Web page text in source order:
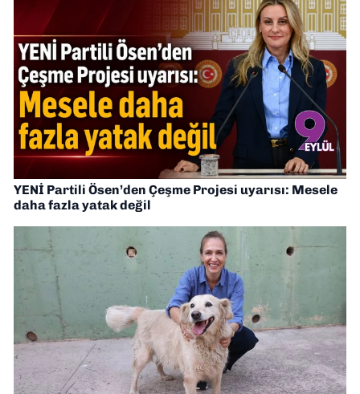
YENİ Partili Ösen’den Çeşme Projesi uyarısı: Mesele
daha fazla yatak değil